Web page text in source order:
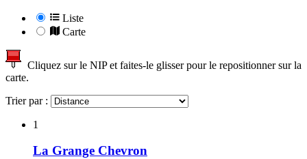
Liste
Carte
Cliquez sur le NIP et faites-le glisser pour le repositionner sur la
carte.
Trier par :
1
La Grange Chevron